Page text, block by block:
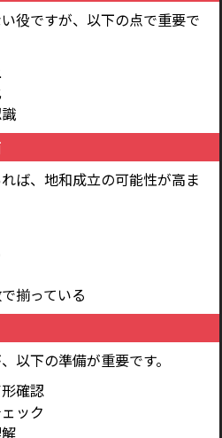
役ですが、以下の点で重要で
ば、地和成立の可能性が高ま
揃っている
以下の準備が重要です。
確認
ック